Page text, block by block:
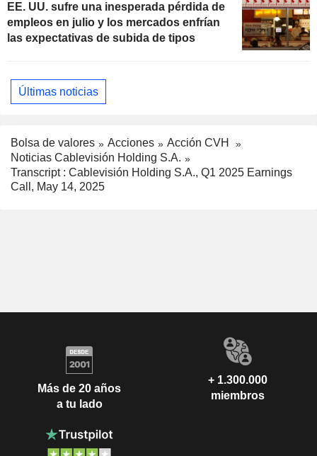
EE. UU. sufre una inesperada pérdida de
empleos en julio y los mercados enfrían
las expectativas de subida de tipos
Últimas noticias
Bolsa de valores Acciones
Acción CVH
Noticias Cablevisión Holding S.A.
Transcript : Cablevisión Holding S.A., Q1 2025 Earnings
Call, May 14, 2025
Más de 20 años
a tu lado
+ 1.300.000
miembros